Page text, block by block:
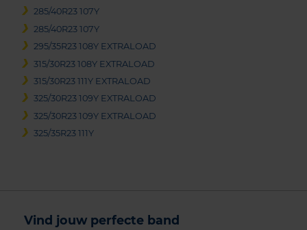
285/40R23 107Y
285/40R23 107Y
295/35R23 108Y EXTRALOAD
315/30R23 108Y EXTRALOAD
315/30R23 111Y EXTRALOAD
325/30R23 109Y EXTRALOAD
325/30R23 109Y EXTRALOAD
325/35R23 111Y
Vind jouw perfecte band